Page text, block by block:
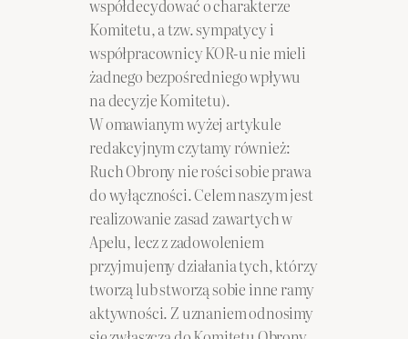
współdecydować o charakterze
Komitetu, a tzw. sympatycy i
współpracownicy KOR-u nie mieli
żadnego bezpośredniego wpływu
na decyzje Komitetu).
W omawianym wyżej artykule
redakcyjnym czytamy również:
Ruch Obrony nie rości sobie prawa
do wyłączności. Celem naszym jest
realizowanie zasad zawartych w
Apelu, lecz z zadowoleniem
przyjmujemy działania tych, którzy
tworzą lub stworzą sobie inne ramy
aktywności. Z uznaniem odnosimy